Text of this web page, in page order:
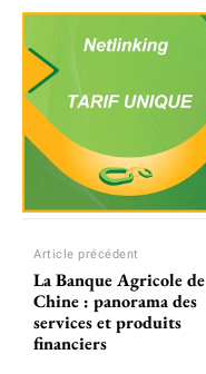
Article précédent
La Banque Agricole de
Chine : panorama des
services et produits
financiers